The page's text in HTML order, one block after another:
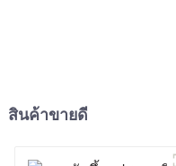
สินค้าขายดี